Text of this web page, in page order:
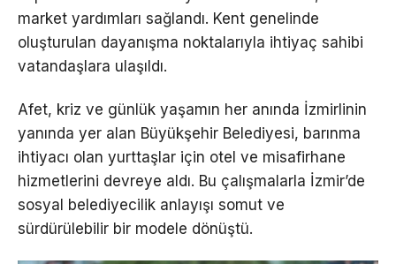
market yardımları sağlandı. Kent genelinde
oluşturulan dayanışma noktalarıyla ihtiyaç sahibi
vatandaşlara ulaşıldı.
Afet, kriz ve günlük yaşamın her anında İzmirlinin
yanında yer alan Büyükşehir Belediyesi, barınma
ihtiyacı olan yurttaşlar için otel ve misafirhane
hizmetlerini devreye aldı. Bu çalışmalarla İzmir’de
sosyal belediyecilik anlayışı somut ve
sürdürülebilir bir modele dönüştü.